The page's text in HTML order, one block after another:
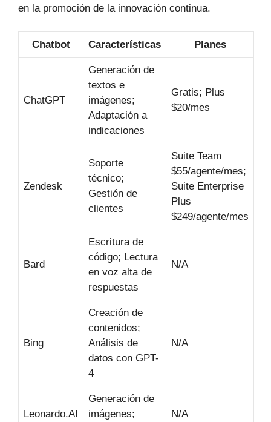
en la promoción de la innovación continua.
Chatbot Características Planes
ChatGPT
Generación de
textos e
imágenes;
Adaptación a
indicaciones
Gratis; Plus
$20/mes
Zendesk
Soporte
técnico;
Gestión de
clientes
Suite Team
$55/agente/mes;
Suite Enterprise
Plus
$249/agente/mes
Bard
Escritura de
código; Lectura
en voz alta de
respuestas
N/A
Bing
Creación de
contenidos;
Análisis de
datos con GPT-
4
N/A
Leonardo.AI
Generación de
imágenes;
N/A